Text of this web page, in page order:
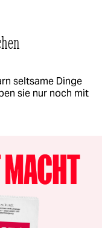
seltsame Dinge
sie nur noch mit